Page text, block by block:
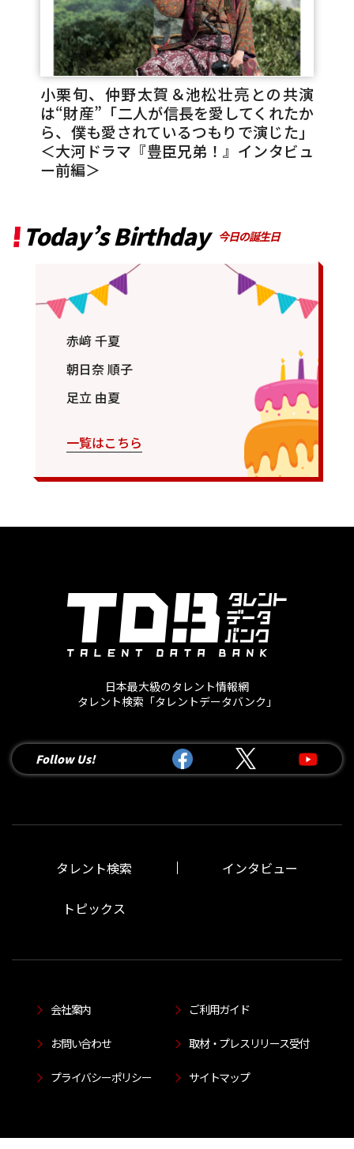
Today’s Birthday 今日の誕生日
赤﨑 千夏
朝日奈 順子
足立 由夏
一覧はこちら
小栗旬、仲野太賀＆池松壮亮との共演
は“財産”「二人が信長を愛してくれたか
ら、僕も愛されているつもりで演じた」
＜大河ドラマ『豊臣兄弟！』インタビュ
ー前編＞
日本最大級のタレント情報網
タレント検索「タレントデータバンク」
Follow Us!
タレント検索 インタビュー
トピックス
会社案内 ご利用ガイド
お問い合わせ 取材・プレスリリース受付
プライバシーポリシー サイトマップ